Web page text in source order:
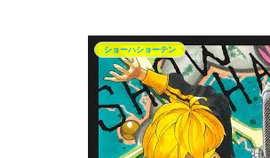
ショーハショーテン